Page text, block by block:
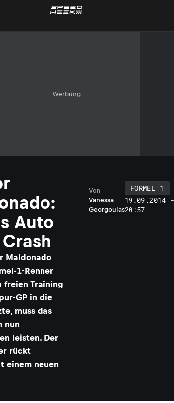
Werbung
Auto
Maldonado
1-Renner
freien Training
GP in die
muss das
nun
leisten. Der
rückt
einem neuen
Vanessa
Georgoulas
Von
FORMEL 1
19.09.2014 -
20:57